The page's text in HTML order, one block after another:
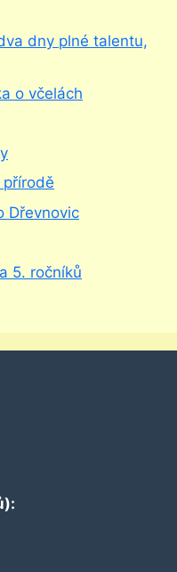
dny plné talentu,
o včelách
Dřevnovic
5. ročníků